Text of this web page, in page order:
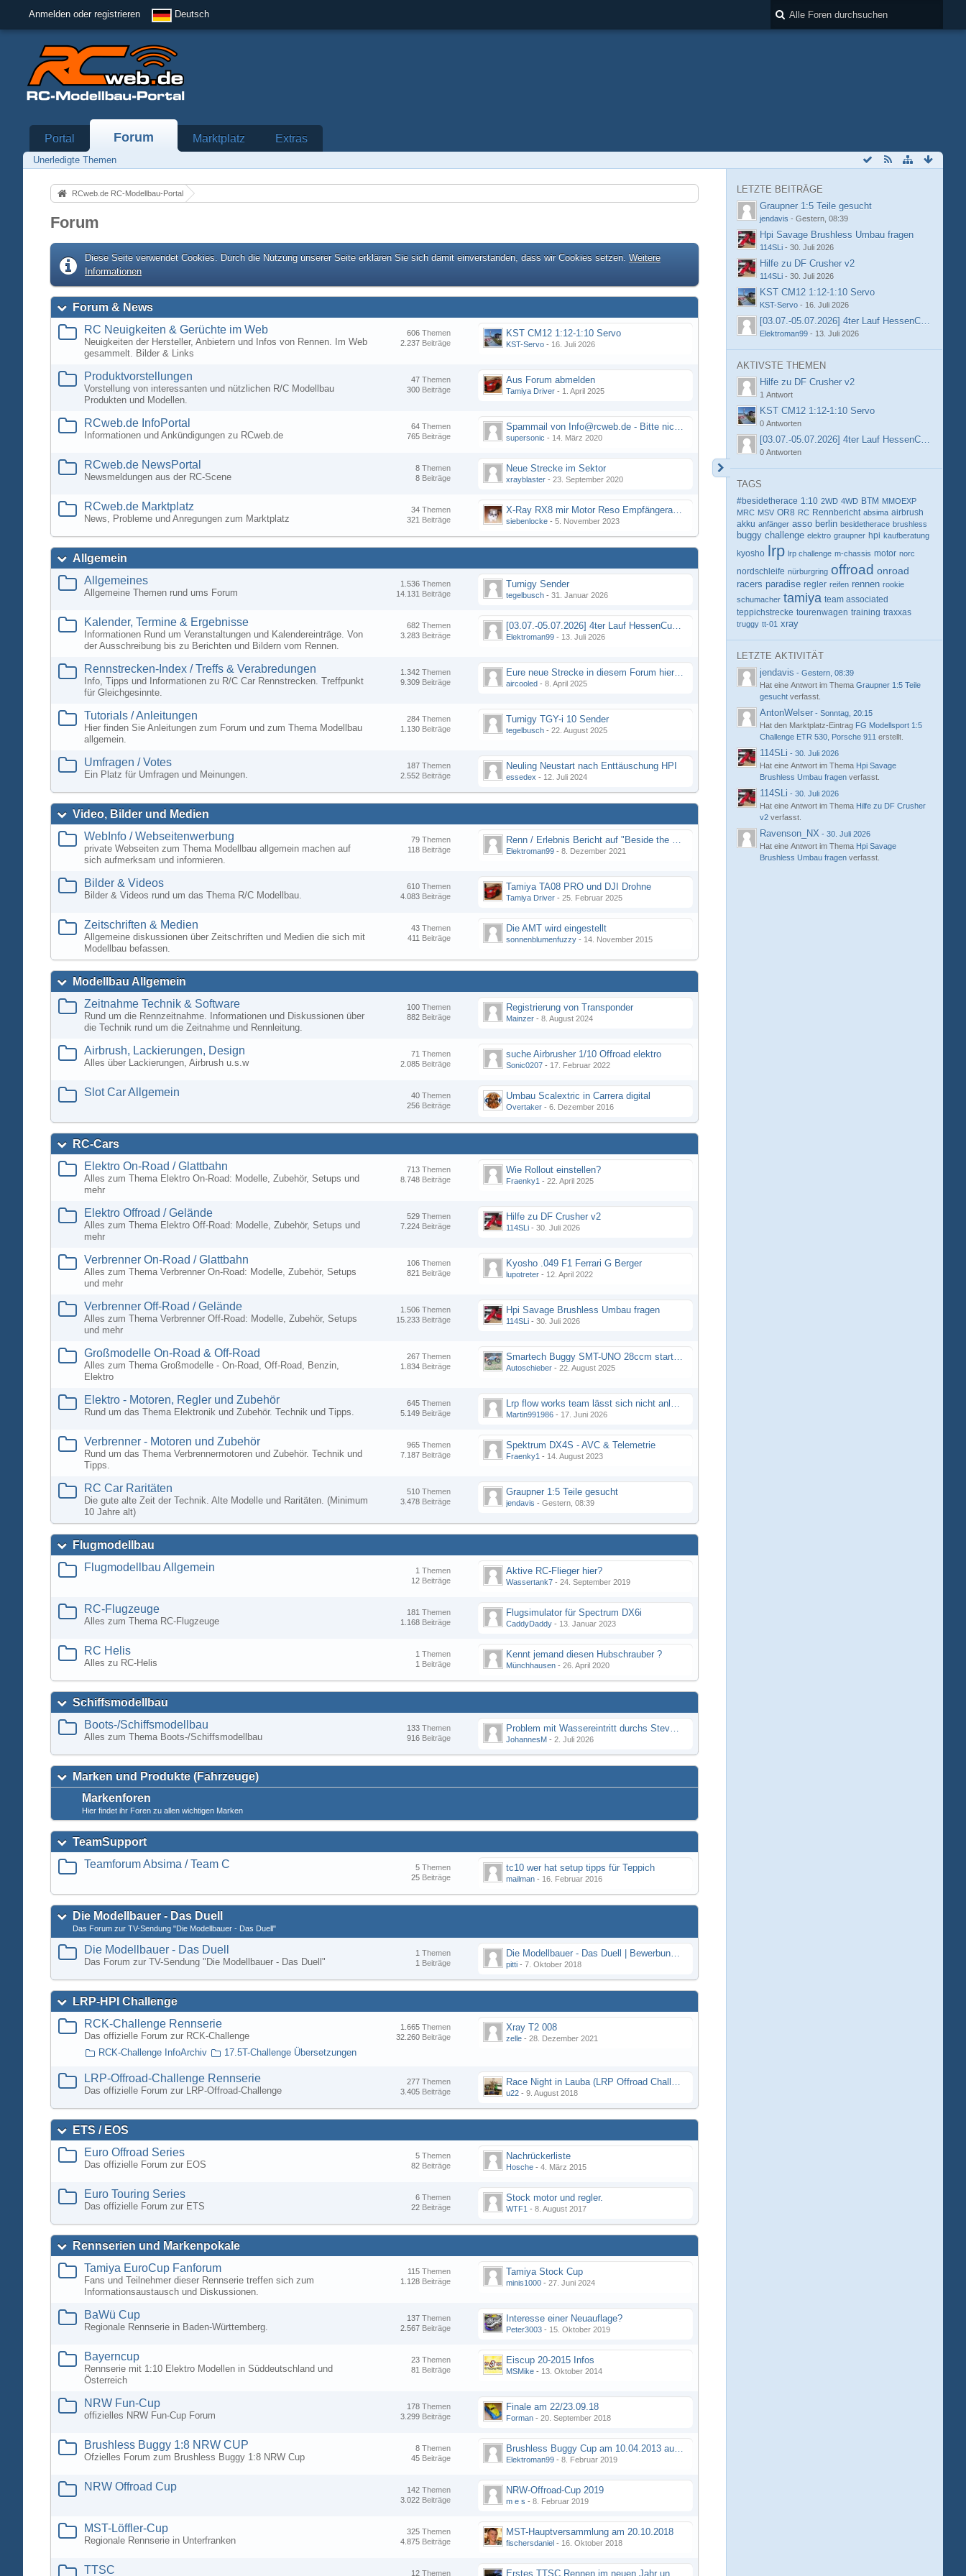
Anmelden oder registrieren Deutsch
Portal Forum Marktplatz Extras
Unerledigte Themen
RCweb.de RC-Modellbau-Portal
Forum
Diese Seite verwendet Cookies. Durch die Nutzung unserer Seite erklären Sie sich damit einverstanden, dass wir Cookies setzen. Weitere
Informationen
Forum & News
RC Neuigkeiten & Gerüchte im Web
Neuigkeiten der Hersteller, Anbietern und Infos von Rennen. Im Web
gesammelt. Bilder & Links
Themen
606
Beiträge
2.237
KST CM12 1:12-1:10 Servo
KST-Servo - 16. Juli 2026
Produktvorstellungen
Vorstellung von interessanten und nützlichen R/C Modellbau
Produkten und Modellen.
Themen
47
Beiträge
300
Aus Forum abmelden
Tamiya Driver - 1. April 2025
RCweb.de InfoPortal
Informationen und Ankündigungen zu RCweb.de
Themen
64
Beiträge
765
Spammail von Info@rcweb.de - Bitte nicht auf den Link klicken
supersonic - 14. März 2020
RCweb.de NewsPortal
Newsmeldungen aus der RC-Scene
Themen
8
Beiträge
8
Neue Strecke im Sektor
xrayblaster - 23. September 2020
RCweb.de Marktplatz
News, Probleme und Anregungen zum Marktplatz
Themen
34
Beiträge
321
X-Ray RX8 mir Motor Reso Empfängerakku
siebenlocke - 5. November 2023
Allgemein
Allgemeines
Allgemeine Themen rund ums Forum
Themen
1.536
Beiträge
14.131
Turnigy Sender
tegelbusch - 31. Januar 2026
Kalender, Termine & Ergebnisse
Informationen Rund um Veranstaltungen und Kalendereinträge. Von
der Ausschreibung bis zu Berichten und Bildern vom Rennen.
Themen
682
Beiträge
3.283
[03.07.-05.07.2026] 4ter Lauf HessenCup OR8 / OR8E 2026 beim MSV Linsengericht e.V.
Elektroman99 - 13. Juli 2026
Rennstrecken-Index / Treffs & Verabredungen
Info, Tipps und Informationen zu R/C Car Rennstrecken. Treffpunkt
für Gleichgesinnte.
Themen
1.342
Beiträge
9.309
Eure neue Strecke in diesem Forum hier posten
aircooled - 8. April 2025
Tutorials / Anleitungen
Hier finden Sie Anleitungen zum Forum und zum Thema Modellbau
allgemein.
Themen
284
Beiträge
1.130
Turnigy TGY-i 10 Sender
tegelbusch - 22. August 2025
Umfragen / Votes
Ein Platz für Umfragen und Meinungen.
Themen
187
Beiträge
2.552
Neuling Neustart nach Enttäuschung HPI
essedex - 12. Juli 2024
Video, Bilder und Medien
WebInfo / Webseitenwerbung
private Webseiten zum Thema Modellbau allgemein machen auf
sich aufmerksam und informieren.
Themen
79
Beiträge
118
Renn / Erlebnis Bericht auf "Beside the Race"
Elektroman99 - 8. Dezember 2021
Bilder & Videos
Bilder & Videos rund um das Thema R/C Modellbau.
Themen
610
Beiträge
4.083
Tamiya TA08 PRO und DJI Drohne
Tamiya Driver - 25. Februar 2025
Zeitschriften & Medien
Allgemeine diskussionen über Zeitschriften und Medien die sich mit
Modellbau befassen.
Themen
43
Beiträge
411
Die AMT wird eingestellt
sonnenblumenfuzzy - 14. November 2015
Modellbau Allgemein
Zeitnahme Technik & Software
Rund um die Rennzeitnahme. Informationen und Diskussionen über
die Technik rund um die Zeitnahme und Rennleitung.
Themen
100
Beiträge
882
Registrierung von Transponder
Mainzer - 8. August 2024
Airbrush, Lackierungen, Design
Alles über Lackierungen, Airbrush u.s.w
Themen
71
Beiträge
2.085
suche Airbrusher 1/10 Offroad elektro
Sonic0207 - 17. Februar 2022
Slot Car Allgemein Themen
40
Beiträge
256
Umbau Scalextric in Carrera digital
Overtaker - 6. Dezember 2016
RC-Cars
Elektro On-Road / Glattbahn
Alles zum Thema Elektro On-Road: Modelle, Zubehör, Setups und
mehr
Themen
713
Beiträge
8.748
Wie Rollout einstellen?
Fraenky1 - 22. April 2025
Elektro Offroad / Gelände
Alles zum Thema Elektro Off-Road: Modelle, Zubehör, Setups und
mehr
Themen
529
Beiträge
7.224
Hilfe zu DF Crusher v2
114SLi - 30. Juli 2026
Verbrenner On-Road / Glattbahn
Alles zum Thema Verbrenner On-Road: Modelle, Zubehör, Setups
und mehr
Themen
106
Beiträge
821
Kyosho .049 F1 Ferrari G Berger
lupotreter - 12. April 2022
Verbrenner Off-Road / Gelände
Alles zum Thema Verbrenner Off-Road: Modelle, Zubehör, Setups
und mehr
Themen
1.506
Beiträge
15.233
Hpi Savage Brushless Umbau fragen
114SLi - 30. Juli 2026
Großmodelle On-Road & Off-Road
Alles zum Thema Großmodelle - On-Road, Off-Road, Benzin,
Elektro
Themen
267
Beiträge
1.834
Smartech Buggy SMT-UNO 28ccm startet nicht
Autoschieber - 22. August 2025
Elektro - Motoren, Regler und Zubehör
Rund um das Thema Elektronik und Zubehör. Technik und Tipps.
Themen
645
Beiträge
5.149
Lrp flow works team lässt sich nicht anlernen
Martin991986 - 17. Juni 2026
Verbrenner - Motoren und Zubehör
Rund um das Thema Verbrennermotoren und Zubehör. Technik und
Tipps.
Themen
965
Beiträge
7.187
Spektrum DX4S - AVC & Telemetrie
Fraenky1 - 14. August 2023
RC Car Raritäten
Die gute alte Zeit der Technik. Alte Modelle und Raritäten. (Minimum
10 Jahre alt)
Themen
510
Beiträge
3.478
Graupner 1:5 Teile gesucht
jendavis - Gestern, 08:39
Flugmodellbau
Flugmodellbau Allgemein
Themen
1
Beiträge
12
Aktive RC-Flieger hier?
Wassertank7 - 24. September 2019
RC-Flugzeuge
Alles zum Thema RC-Flugzeuge
Themen
181
Beiträge
1.168
Flugsimulator für Spectrum DX6i
CaddyDaddy - 13. Januar 2023
RC Helis
Alles zu RC-Helis
Themen
1
Beiträge
1
Kennt jemand diesen Hubschrauber ?
Münchhausen - 26. April 2020
Schiffsmodellbau
Boots-/Schiffsmodellbau
Alles zum Thema Boots-/Schiffsmodellbau
Themen
133
Beiträge
916
Problem mit Wassereintritt durchs Stevenrohr beim Rennboot
JohannesM - 2. Juli 2026
Marken und Produkte (Fahrzeuge)
Markenforen
Hier findet ihr Foren zu allen wichtigen Marken
TeamSupport
Teamforum Absima / Team C
Themen
5
Beiträge
25
tc10 wer hat setup tipps für Teppich
mailman - 16. Februar 2016
Die Modellbauer - Das Duell
Das Forum zur TV-Sendung "Die Modellbauer - Das Duell"
Die Modellbauer - Das Duell
Das Forum zur TV-Sendung "Die Modellbauer - Das Duell"
Themen
1
Beiträge
1
Die Modellbauer - Das Duell | Bewerbung für neue Staffel bei DMAX *Werbung*
pitti - 7. Oktober 2018
LRP-HPI Challenge
RCK-Challenge Rennserie
Das offizielle Forum zur RCK-Challenge
Themen
1.665
Beiträge
32.260
Xray T2 008
zelle - 28. Dezember 2021
RCK-Challenge InfoArchiv 17.5T-Challenge Übersetzungen
LRP-Offroad-Challenge Rennserie
Das offizielle Forum zur LRP-Offroad-Challenge
Themen
277
Beiträge
3.405
Race Night in Lauba (LRP Offroad Challenge und freie Klassen) 25/26.08
u22 - 9. August 2018
ETS / EOS
Euro Offroad Series
Das offizielle Forum zur EOS
Themen
5
Beiträge
82
Nachrückerliste
Hosche - 4. März 2015
Euro Touring Series
Das offizielle Forum zur ETS
Themen
6
Beiträge
22
Stock motor und regler.
WTF1 - 8. August 2017
Rennserien und Markenpokale
Tamiya EuroCup Fanforum
Fans und Teilnehmer dieser Rennserie treffen sich zum
Informationsaustausch und Diskussionen.
Themen
115
Beiträge
1.128
Tamiya Stock Cup
minis1000 - 27. Juni 2024
BaWü Cup
Regionale Rennserie in Baden-Württemberg.
Themen
137
Beiträge
2.567
Interesse einer Neuauflage?
Peter3003 - 15. Oktober 2019
Bayerncup
Rennserie mit 1:10 Elektro Modellen in Süddeutschland und
Österreich
Themen
23
Beiträge
81
Eiscup 20-2015 Infos
MSMike - 13. Oktober 2014
NRW Fun-Cup
offizielles NRW Fun-Cup Forum
Themen
178
Beiträge
3.299
Finale am 22/23.09.18
Forman - 20. September 2018
Brushless Buggy 1:8 NRW CUP
Ofzielles Forum zum Brushless Buggy 1:8 NRW Cup
Themen
8
Beiträge
45
Brushless Buggy Cup am 10.04.2013 auf der Intermodellbau in Dortmund
Elektroman99 - 8. Februar 2019
NRW Offroad Cup Themen
142
Beiträge
3.022
NRW-Offroad-Cup 2019
m e s - 8. Februar 2019
MST-Löffler-Cup
Regionale Rennserie in Unterfranken
Themen
325
Beiträge
4.875
MST-Hauptversammlung am 20.10.2018
fischersdaniel - 16. Oktober 2018
TTSC Themen
12
LETZTE BEITRÄGE
Graupner 1:5 Teile gesucht
jendavis - Gestern, 08:39
Hpi Savage Brushless Umbau fragen
114SLi - 30. Juli 2026
Hilfe zu DF Crusher v2
114SLi - 30. Juli 2026
KST CM12 1:12-1:10 Servo
KST-Servo - 16. Juli 2026
[03.07.-05.07.2026] 4ter Lauf HessenCup OR8 /
Elektroman99 - 13. Juli 2026
AKTIVSTE THEMEN
Hilfe zu DF Crusher v2
1 Antwort
KST CM12 1:12-1:10 Servo
0 Antworten
[03.07.-05.07.2026] 4ter Lauf HessenCup OR8 /
0 Antworten
TAGS
#besidetherace 1:10 2WD 4WD BTM MMOEXP
MRC MSV OR8 RC Rennbericht absima airbrush
akku anfänger asso berlin besidetherace brushless
buggy challenge elektro graupner hpi kaufberatung
kyosho lrp lrp challenge m-chassis motor norc
nordschleife nürburgring offroad onroad
racers paradise regler reifen rennen rookie
schumacher tamiya team associated
teppichstrecke tourenwagen training traxxas
truggy tt-01 xray
LETZTE AKTIVITÄT
jendavis - Gestern, 08:39
Hat eine Antwort im Thema Graupner 1:5 Teile
gesucht verfasst.
AntonWelser - Sonntag, 20:15
Hat den Marktplatz-Eintrag FG Modellsport 1:5
Challenge ETR 530, Porsche 911 erstellt.
114SLi - 30. Juli 2026
Hat eine Antwort im Thema Hpi Savage
Brushless Umbau fragen verfasst.
114SLi - 30. Juli 2026
Hat eine Antwort im Thema Hilfe zu DF Crusher
v2 verfasst.
Ravenson_NX - 30. Juli 2026
Hat eine Antwort im Thema Hpi Savage
Brushless Umbau fragen verfasst.